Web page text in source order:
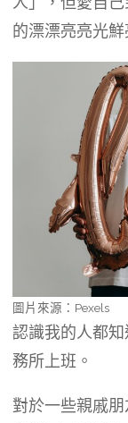
的漂漂亮亮光
圖片來源：Pexels
認識我的人都
務所上班。
對於一些親戚